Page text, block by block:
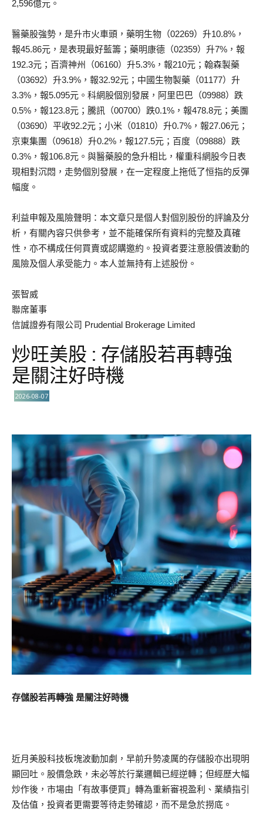
2,596億元。
醫藥股強勢，是升市火車頭，藥明生物（02269）升10.8%，
報45.86元，是表現最好藍籌；藥明康德（02359）升7%，報
192.3元；百濟神州（06160）升5.3%，報210元；翰森製藥
（03692）升3.9%，報32.92元；中國生物製藥（01177）升
3.3%，報5.095元。科網股個別發展，阿里巴巴（09988）跌
0.5%，報123.8元；騰訊（00700）跌0.1%，報478.8元；美團
（03690）平收92.2元；小米（01810）升0.7%，報27.06元；
京東集團（09618）升0.2%，報127.5元；百度（09888）跌
0.3%，報106.8元。與醫藥股的急升相比，權重科網股今日表
現相對沉悶，走勢個別發展，在一定程度上拖低了恒指的反彈
幅度。
利益申報及風險聲明：本文章只是個人對個別股份的評論及分
析，有關內容只供參考，並不能確保所有資料的完整及真確
性，亦不構成任何買賣或認購邀約。投資者要注意股價波動的
風險及個人承受能力。本人並無持有上述股份。
張智威
聯席董事
信誠證券有限公司 Prudential Brokerage Limited
炒旺美股 : 存儲股若再轉強
是關注好時機
2026-08-07
存儲股若再轉強 是關注好時機
近月美股科技板塊波動加劇，早前升勢凌厲的存儲股亦出現明
顯回吐。股價急跌，未必等於行業邏輯已經逆轉；但經歷大幅
炒作後，市場由「有故事便買」轉為重新審視盈利、業績指引
及估值，投資者更需要等待走勢確認，而不是急於撈底。